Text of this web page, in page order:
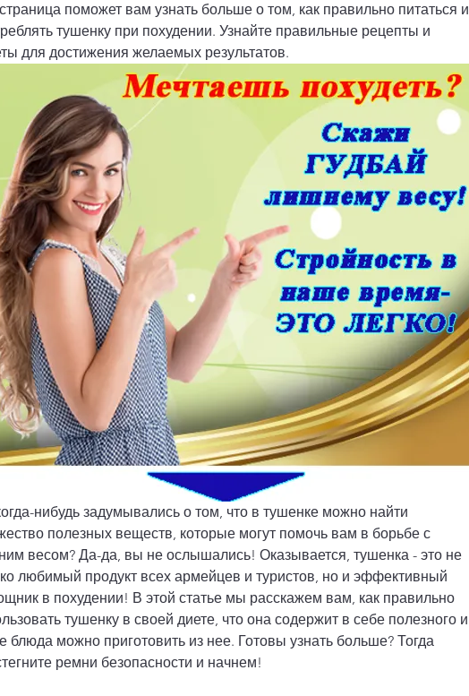
поможет вам узнать больше о том, как правильно питаться и
тушенку при похудении. Узнайте правильные рецепты и
для достижения желаемых результатов.
нибудь задумывались о том, что в тушенке можно найти
полезных веществ, которые могут помочь вам в борьбе с
весом? Да-да, вы не ослышались! Оказывается, тушенка - это не
любимый продукт всех армейцев и туристов, но и эффективный
в похудении! В этой статье мы расскажем вам, как правильно
тушенку в своей диете, что она содержит в себе полезного и
блюда можно приготовить из нее. Готовы узнать больше? Тогда
ремни безопасности и начнем!